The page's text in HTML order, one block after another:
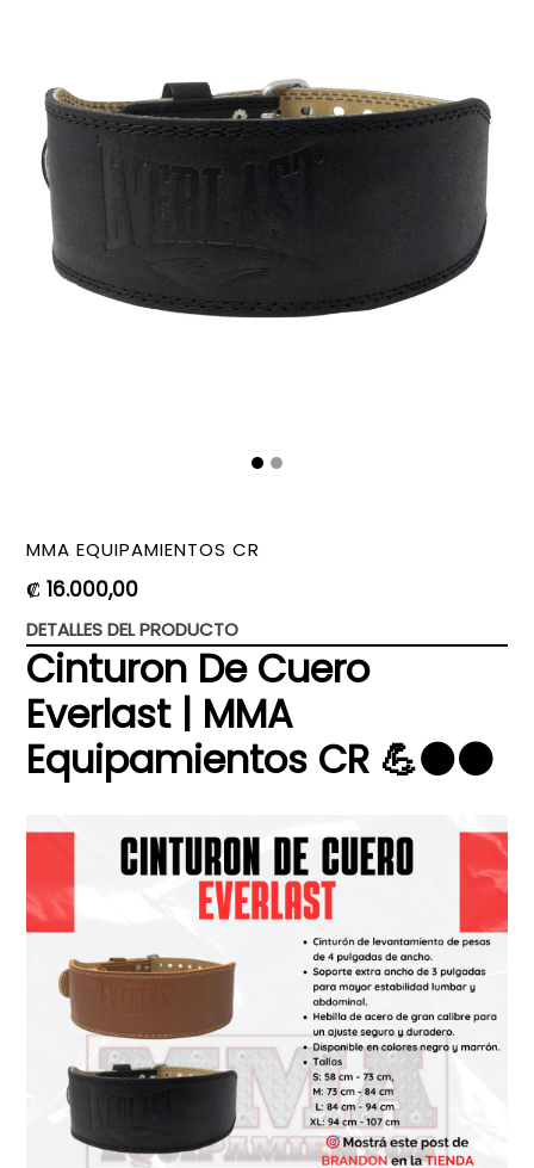
MMA EQUIPAMIENTOS CR
Precio
habitual
₡ 16.000,00
DETALLES DEL PRODUCTO
Cinturon De Cuero
Everlast | MMA
Equipamientos CR 💪🟤⚫